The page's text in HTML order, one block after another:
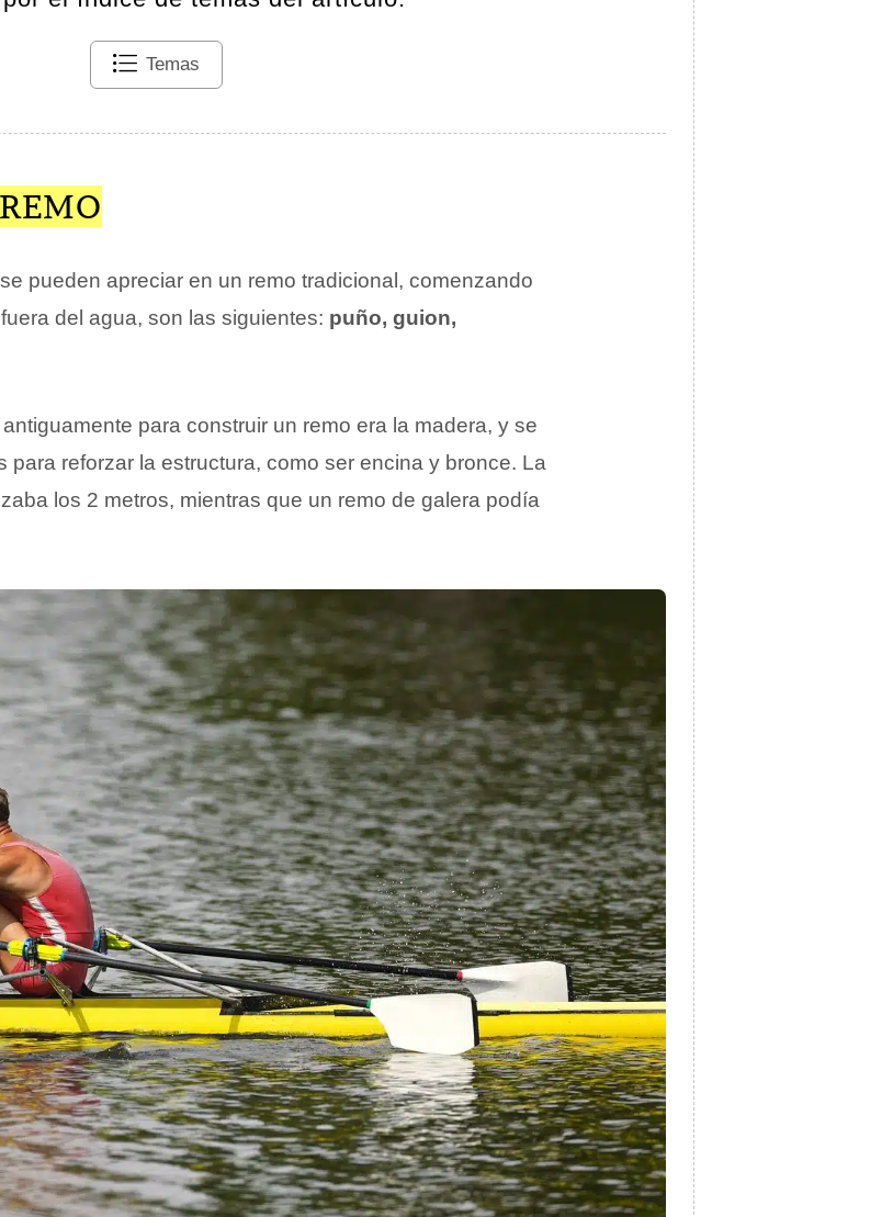
Temas
pueden apreciar en un remo tradicional, comenzando
del agua, son las siguientes: puño, guion,
para construir un remo era la madera, y se
para reforzar la estructura, como ser encina y bronce. La
los 2 metros, mientras que un remo de galera podía